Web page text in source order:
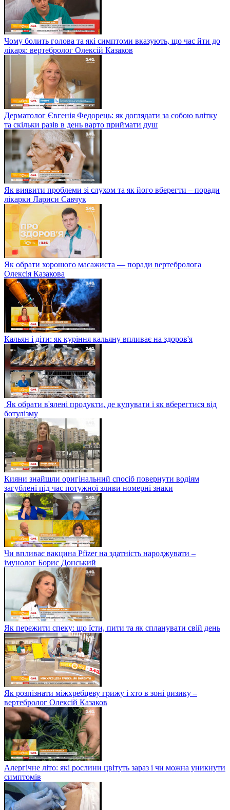
Чому болить голова та які симптоми вказують, що час йти до
лікаря: вертебролог Олексій Казаков
Дерматолог Євгенія Федорець: як доглядати за собою влітку
та скільки разів в день варто приймати душ
Як виявити проблеми зі слухом та як його вберегти – поради
лікарки Лариси Савчук
Як обрати хорошого масажиста — поради вертебролога
Олексія Казакова
Кальян і діти: як куріння кальяну впливає на здоров'я
Як обрати в'ялені продукти, де купувати і як вберегтися від
ботулізму
Кияни знайшли оригінальний спосіб повернути водіям
загублені під час потужної зливи номерні знаки
Чи впливає вакцина Pfizer на здатність народжувати –
імунолог Борис Донський
Як пережити спеку: що їсти, пити та як спланувати свій день
Як розпізнати міжхребцеву грижу і хто в зоні ризику –
вертебролог Олексій Казаков
Алергічне літо: які рослини цвітуть зараз і чи можна уникнути
симптомів